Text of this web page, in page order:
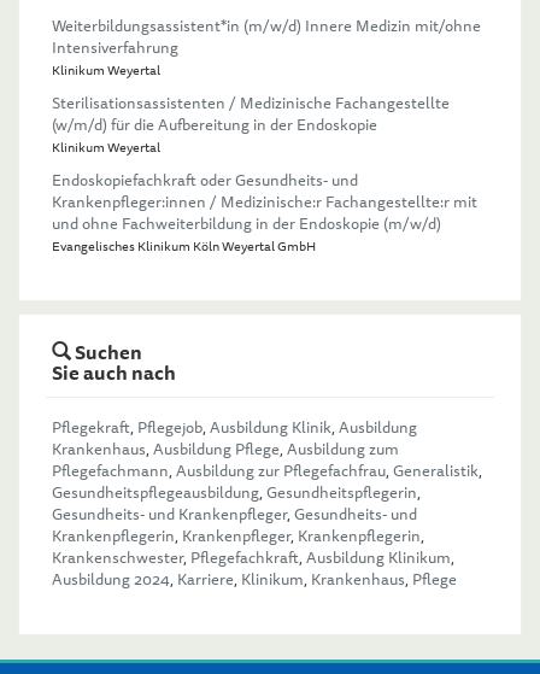
Weiterbildungsassistent*in (m/w/d) Innere Medizin mit/ohne
Intensiverfahrung
Klinikum Weyertal
Sterilisationsassistenten / Medizinische Fachangestellte
(w/m/d) für die Aufbereitung in der Endoskopie
Klinikum Weyertal
Endoskopiefachkraft oder Gesundheits- und
Krankenpfleger:innen / Medizinische:r Fachangestellte:r mit
und ohne Fachweiterbildung in der Endoskopie (m/w/d)
Evangelisches Klinikum Köln Weyertal GmbH
Suchen
Sie auch nach
Pflegekraft, Pflegejob,Ausbildung Klinik,Ausbildung
Krankenhaus,Ausbildung Pflege,Ausbildung zum
Pflegefachmann,Ausbildung zur Pflegefachfrau,Generalistik,
Gesundheitspflegeausbildung,Gesundheitspflegerin,
Gesundheits- und Krankenpfleger,Gesundheits- und
Krankenpflegerin, Krankenpfleger, Krankenpflegerin,
Krankenschwester, Pflegefachkraft,Ausbildung Klinikum,
Ausbildung 2024, Karriere, Klinikum, Krankenhaus, Pflege